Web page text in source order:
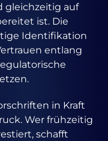
gleichzeitig auf
ist. Die
Identifikation
entlang
in Kraft
Wer frühzeitig
schafft